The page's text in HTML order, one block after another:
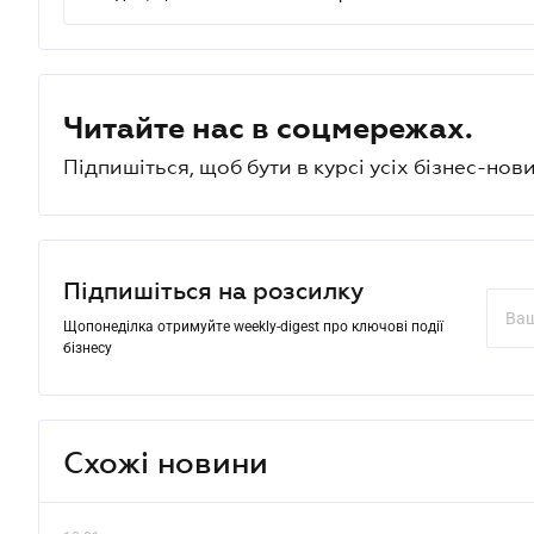
Читайте нас в соцмережах.
Підпишіться, щоб бути в курсі усіх бізнес-
Підпишіться на розсилку
Щопонеділка отримуйте weekly-digest про ключові події
бізнесу
Схожі новини